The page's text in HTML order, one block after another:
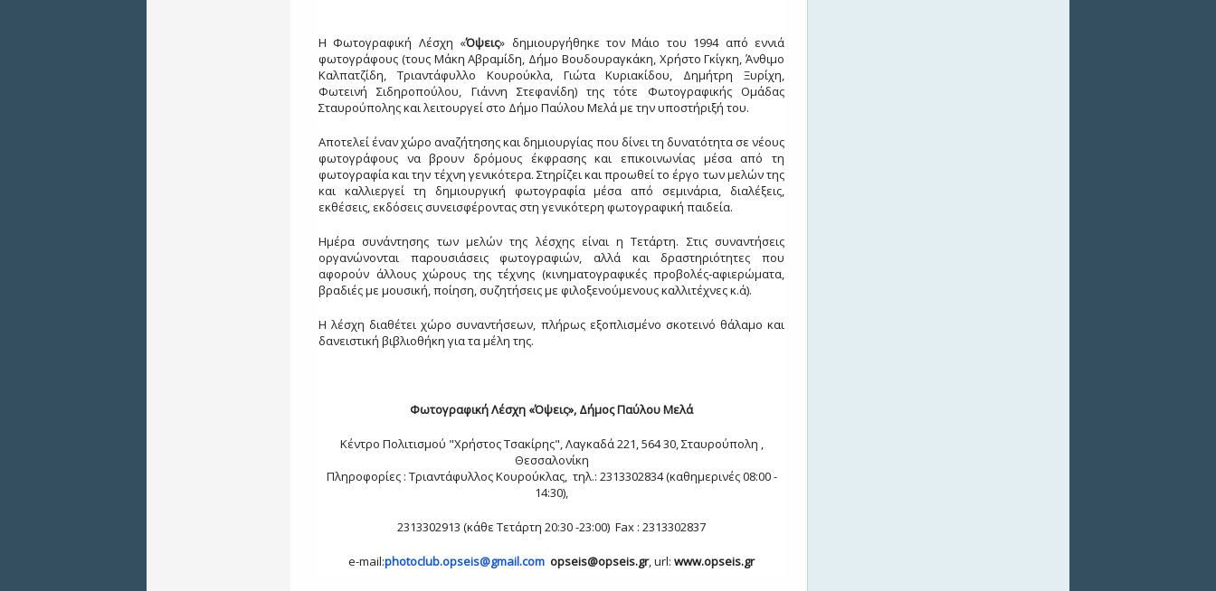
Η Φωτογραφική Λέσχη «Όψεις» δημιουργήθηκε τον Μάιο του 1994 από εννιά
φωτογράφους (τους Μάκη Αβραμίδη, Δήμο Βουδουραγκάκη, Χρήστο Γκίγκη, Άνθιμο
Καλπατζίδη, Τριαντάφυλλο Κουρούκλα, Γιώτα Κυριακίδου, Δημήτρη Ξυρίχη,
Φωτεινή Σιδηροπούλου, Γιάννη Στεφανίδη) της τότε Φωτογραφικής Ομάδας
Σταυρούπολης και λειτουργεί στο Δήμο Παύλου Μελά με την υποστήριξή του.
Αποτελεί έναν χώρο αναζήτησης και δημιουργίας που δίνει τη δυνατότητα σε νέους
φωτογράφους να βρουν δρόμους έκφρασης και επικοινωνίας μέσα από τη
φωτογραφία και την τέχνη γενικότερα. Στηρίζει και προωθεί το έργο των μελών της
και καλλιεργεί τη δημιουργική φωτογραφία μέσα από σεμινάρια, διαλέξεις,
εκθέσεις, εκδόσεις συνεισφέροντας στη γενικότερη φωτογραφική παιδεία.
Ημέρα συνάντησης των μελών της λέσχης είναι η Τετάρτη. Στις συναντήσεις
οργανώνονται παρουσιάσεις φωτογραφιών, αλλά και δραστηριότητες που
αφορούν άλλους χώρους της τέχνης (κινηματογραφικές προβολές-αφιερώματα,
βραδιές με μουσική, ποίηση, συζητήσεις με φιλοξενούμενους καλλιτέχνες κ.ά).
Η λέσχη διαθέτει χώρο συναντήσεων, πλήρως εξοπλισμένο σκοτεινό θάλαμο και
δανειστική βιβλιοθήκη για τα μέλη της.
Φωτογραφική Λέσχη «Όψεις», Δήμος Παύλου Μελά
Κέντρο Πολιτισμού "Χρήστος Τσακίρης", Λαγκαδά 221, 564 30, Σταυρούπολη ,
Θεσσαλονίκη
Πληροφορίες : Τριαντάφυλλος Κουρούκλας, τηλ.: 2313302834 (καθημερινές 08:00 -
14:30),
2313302913 (κάθε Τετάρτη 20:30 -23:00) Fax : 2313302837
e-mail:photoclub.opseis@gmail.com opseis@opseis.gr, url: www.opseis.gr